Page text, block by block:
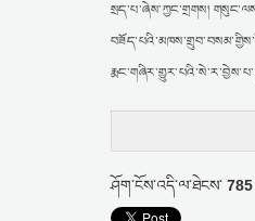
སྲད་པ་ཞེས་ཀྱང་གྲགས།
ཤོག་ངོས་འདི་ལ་ཐེངས་ 785